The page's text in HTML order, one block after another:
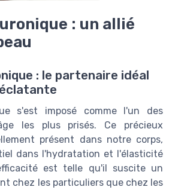
: un allié
: le partenaire idéal
s'est imposé comme l'un des
les plus prisés. Ce précieux
présent dans notre corps,
dans l'hydratation et l'élasticité
est telle qu'il suscite un
chez les particuliers que chez les